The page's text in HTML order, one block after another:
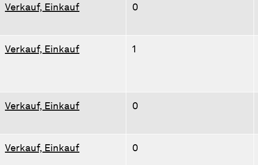
Verkauf, Einkauf 0
Verkauf, Einkauf 1
Verkauf, Einkauf 0
Verkauf, Einkauf 0